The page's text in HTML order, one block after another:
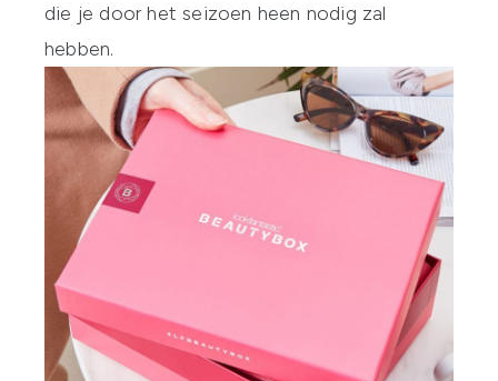
die je door het seizoen heen nodig zal
hebben.